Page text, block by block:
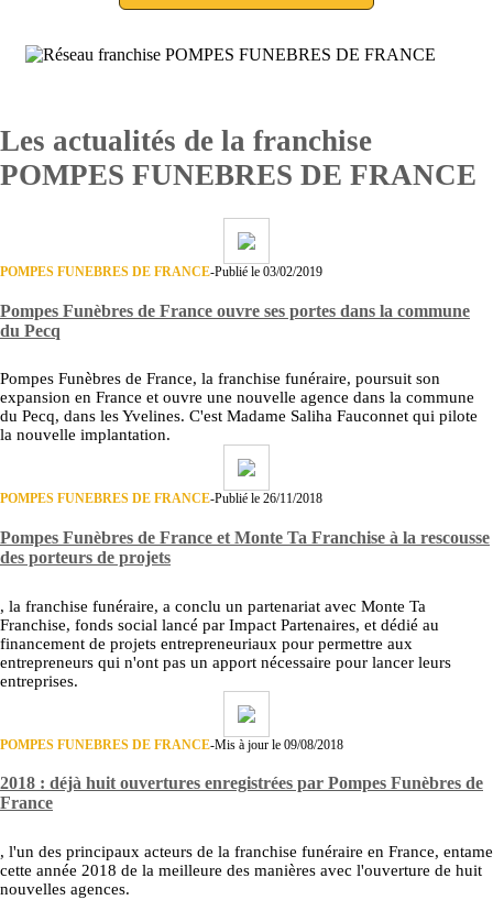
Les actualités de la franchise
POMPES FUNEBRES DE FRANCE
POMPES FUNEBRES DE FRANCE-Publié le 03/02/2019
Pompes Funèbres de France ouvre ses portes dans la commune
du Pecq
Pompes Funèbres de France, la franchise funéraire, poursuit son
expansion en France et ouvre une nouvelle agence dans la commune
du Pecq, dans les Yvelines. C'est Madame Saliha Fauconnet qui pilote
la nouvelle implantation.
POMPES FUNEBRES DE FRANCE-Publié le 26/11/2018
Pompes Funèbres de France et Monte Ta Franchise à la rescousse
des porteurs de projets
, la franchise funéraire, a conclu un partenariat avec Monte Ta
Franchise, fonds social lancé par Impact Partenaires, et dédié au
financement de projets entrepreneuriaux pour permettre aux
entrepreneurs qui n'ont pas un apport nécessaire pour lancer leurs
entreprises.
POMPES FUNEBRES DE FRANCE-Mis à jour le 09/08/2018
2018 : déjà huit ouvertures enregistrées par Pompes Funèbres de
France
, l'un des principaux acteurs de la franchise funéraire en France, entame
cette année 2018 de la meilleure des manières avec l'ouverture de huit
nouvelles agences.